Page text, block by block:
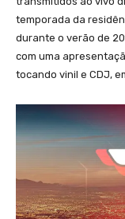
temporada da
durante o verão de
com uma
tocando vinil e CDJ,